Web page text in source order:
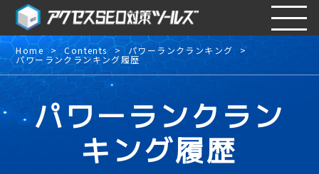
Home Contents パワーランクランキング
パワーランクランキング履歴
パワーランクラン
キング履歴